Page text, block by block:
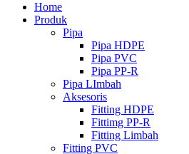
Home
Produk
Pipa
Pipa HDPE
Pipa PVC
Pipa PP-R
Pipa LImbah
Aksesoris
Fitting HDPE
Fittimg PP-R
Fitting Limbah
Fitting PVC